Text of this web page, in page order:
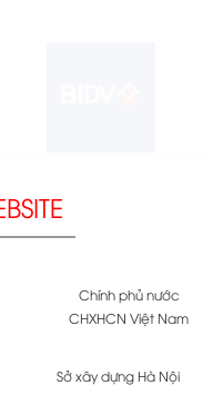
Chính phủ nước
CHXHCN Việt Nam
Sở xây dựng Hà Nội